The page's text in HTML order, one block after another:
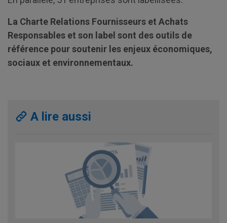
La Charte Relations Fournisseurs et Achats
Responsables et son label sont des outils de
référence pour soutenir les enjeux économiques,
sociaux et environnementaux.
A lire aussi